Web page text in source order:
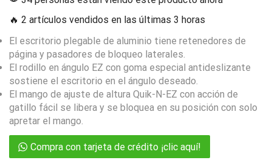
🔥 2 artículos vendidos en las últimas 3 horas
El escritorio plegable de aluminio tiene retenedores de
página y pasadores de bloqueo laterales.
El rodillo en ángulo EZ con goma especial antideslizante
sostiene el escritorio en el ángulo deseado.
El mango de ajuste de altura Quik-N-EZ con acción de
gatillo fácil se libera y se bloquea en su posición con solo
apretar el mango.
Compra con tarjeta de crédito ¡clic aquí!